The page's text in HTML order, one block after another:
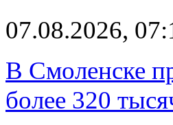
07.08.2026,
В Смоленске
более 320